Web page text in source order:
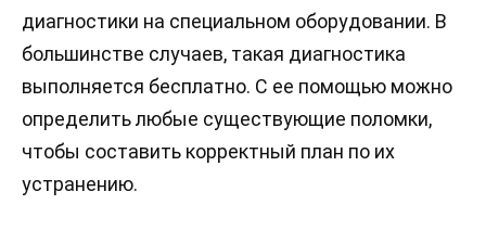
диагностики на специальном оборудовании. В
большинстве случаев, такая диагностика
выполняется бесплатно. С ее помощью можно
определить любые существующие поломки,
чтобы составить корректный план по их
устранению.